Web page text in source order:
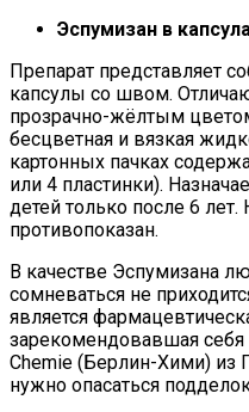
Эспумизан в
Препарат представляет
капсулы со швом.
прозрачно-жёлтым
бесцветная и вязкая
картонных пачках
или 4 пластинки).
детей только после 6
противопоказан.
В качестве Эспумизана
сомневаться не
является
зарекомендовавшая
Chemie (Берлин-Хими) из
нужно опасаться